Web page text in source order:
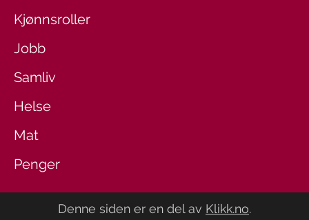
Kjønnsroller
Jobb
Samliv
Helse
Mat
Penger
Denne siden er en del av Klikk.no.